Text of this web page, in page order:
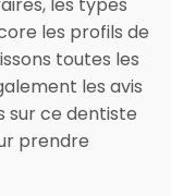
les profils de
toutes les
les avis
sur ce dentiste
prendre